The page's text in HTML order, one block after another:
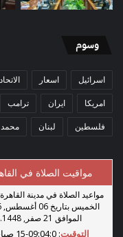
وسوم
اسرائيل اسعار الاتحاد
امريكا ايران ترامب
فلسطين لبنان محمد